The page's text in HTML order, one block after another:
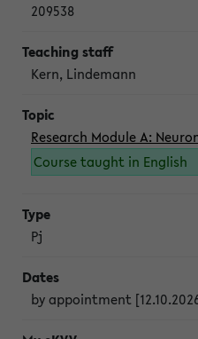
209538
Kern, Lindemann
Research Module A:
Course taught in English
Pj
by appointment